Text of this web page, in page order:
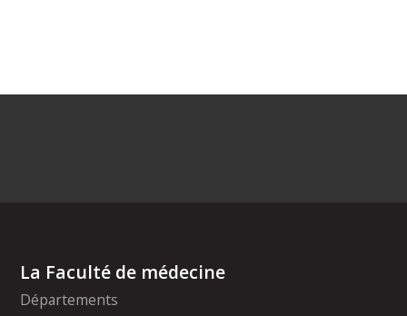
La Faculté de médecine
Départements